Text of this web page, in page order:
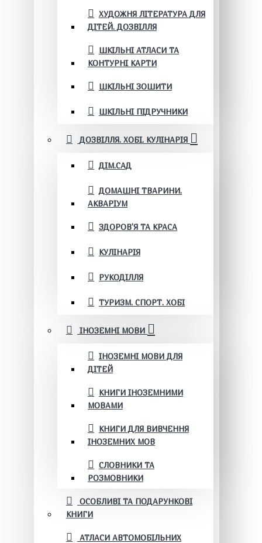
ХУДОЖНЯ ЛІТЕРАТУРА ДЛЯ
ДІТЕЙ. ДОЗВІЛЛЯ
ШКІЛЬНІ АТЛАСИ ТА
КОНТУРНІ КАРТИ
ШКІЛЬНІ ЗОШИТИ
ШКІЛЬНІ ПІДРУЧНИКИ
ДОЗВІЛЛЯ. ХОБІ. КУЛІНАРІЯ
ДІМ.САД
ДОМАШНІ ТВАРИНИ.
АКВАРІУМ
ЗДОРОВ'Я ТА КРАСА
КУЛІНАРІЯ
РУКОДІЛЛЯ
ТУРИЗМ. СПОРТ. ХОБІ
ІНОЗЕМНІ МОВИ
ІНОЗЕМНІ МОВИ ДЛЯ
ДІТЕЙ
КНИГИ ІНОЗЕМНИМИ
МОВАМИ
КНИГИ ДЛЯ ВИВЧЕННЯ
ІНОЗЕМНИХ МОВ
СЛОВНИКИ ТА
РОЗМОВНИКИ
ОСОБЛИВІ ТА ПОДАРУНКОВІ
КНИГИ
АТЛАСИ АВТОМОБІЛЬНИХ